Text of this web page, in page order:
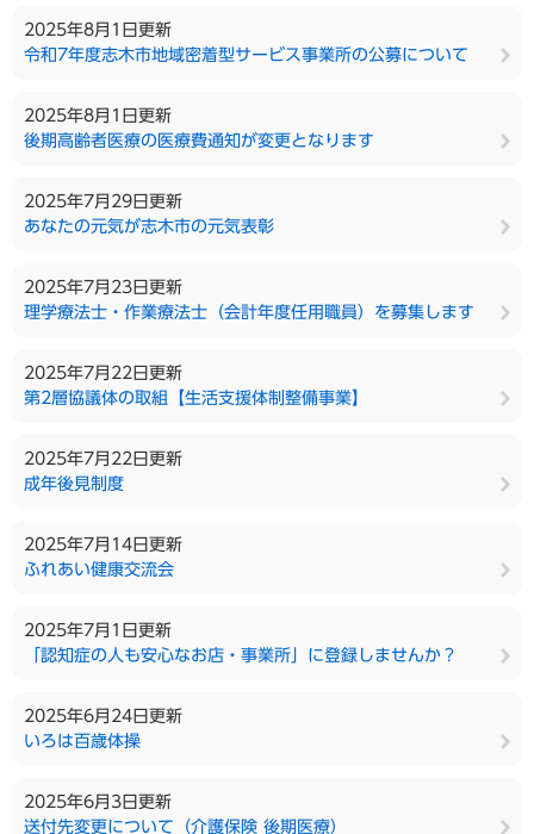
2025年8月1日更新
令和7年度志木市地域密着型サービス事業所の公募について
2025年8月1日更新
後期高齢者医療の医療費通知が変更となります
2025年7月29日更新
あなたの元気が志木市の元気表彰
2025年7月23日更新
理学療法士・作業療法士（会計年度任用職員）を募集します
2025年7月22日更新
第2層協議体の取組【生活支援体制整備事業】
2025年7月22日更新
成年後見制度
2025年7月14日更新
ふれあい健康交流会
2025年7月1日更新
「認知症の人も安心なお店・事業所」に登録しませんか？
2025年6月24日更新
いろは百歳体操
2025年6月3日更新
送付先変更について（介護保険 後期医療）